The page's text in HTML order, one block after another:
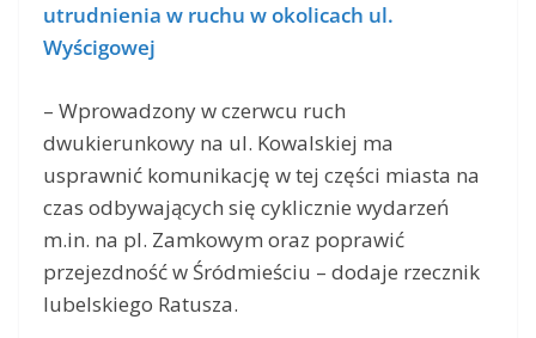
utrudnienia w ruchu w okolicach ul.
Wyścigowej
– Wprowadzony w czerwcu ruch
dwukierunkowy na ul. Kowalskiej ma
usprawnić komunikację w tej części miasta na
czas odbywających się cyklicznie wydarzeń
m.in. na pl. Zamkowym oraz poprawić
przejezdność w Śródmieściu – dodaje rzecznik
lubelskiego Ratusza.